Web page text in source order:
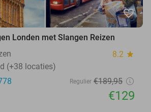
favorite_border
Londen met Slangen Reizen
8.2 star
(+38 locaties)
Regulier €189,95
€129